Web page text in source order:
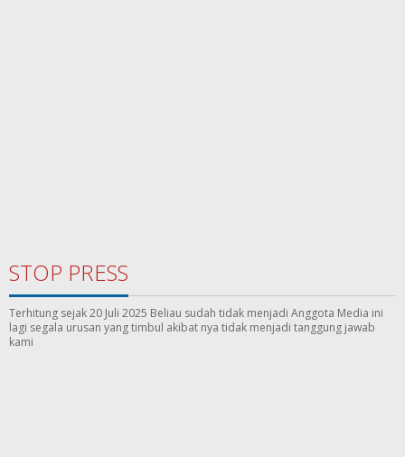
STOP PRESS
Terhitung sejak 20 Juli 2025 Beliau sudah tidak menjadi Anggota Media ini
lagi segala urusan yang timbul akibat nya tidak menjadi tanggung jawab
kami